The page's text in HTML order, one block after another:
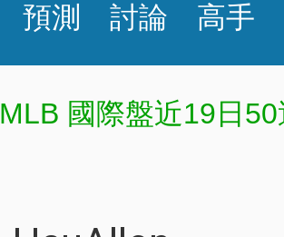
預測 討論 高手
MLB 國際盤近19日